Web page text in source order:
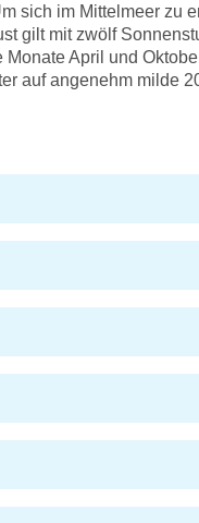
sich im Mittelmeer zu
gilt mit zwölf
April und
auf angenehm milde